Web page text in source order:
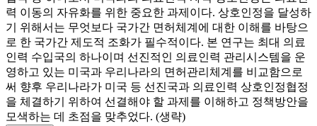
력 이동의 자유화를 위한 중요한 과제이다. 상호인정을 달성하
기 위해서는 무엇보다 국가간 면허체계에 대한 이해를 바탕으
로 한 국가간 제도적 조화가 필수적이다. 본 연구는 최대 의료
인력 수입국의 하나이며 선진적인 의료인력 관리시스템을 운
영하고 있는 미국과 우리나라의 면허관리체계를 비교함으로
써 향후 우리나라가 미국 등 선진국과 의료인력 상호인정협정
을 체결하기 위하여 선결해야 할 과제를 이해하고 정책방안을
모색하는 데 초점을 맞추었다. (생략)